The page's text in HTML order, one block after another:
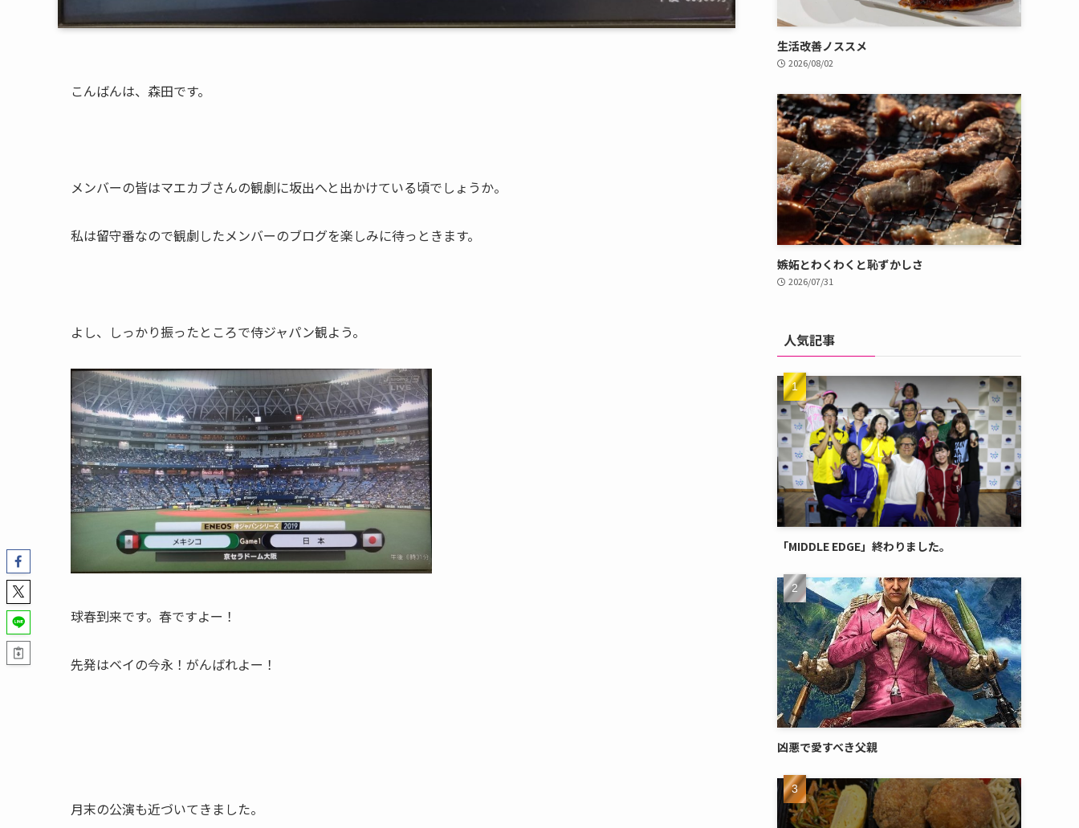
こんばんは、森田です。
メンバーの皆はマエカブさんの観劇に坂出へと出かけている頃でしょうか。
私は留守番なので観劇したメンバーのブログを楽しみに待っときます。
よし、しっかり振ったところで侍ジャパン観よう。
球春到来です。春ですよー！
先発はベイの今永！がんばれよー！
月末の公演も近づいてきました。
生活改善ノススメ
2026/08/02
嫉妬とわくわくと恥ずかしさ
2026/07/31
人気記事
「MIDDLE EDGE」終わりました。
凶悪で愛すべき父親